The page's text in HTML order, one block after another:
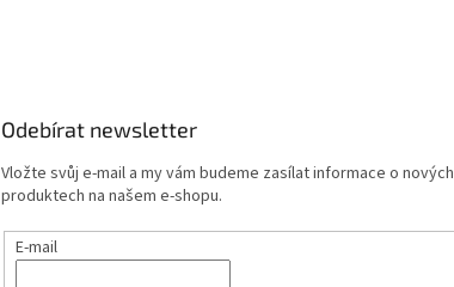
Odebírat newsletter
Vložte svůj e-mail a my vám budeme zasílat informace o nových
produktech na našem e-shopu.
E-mail